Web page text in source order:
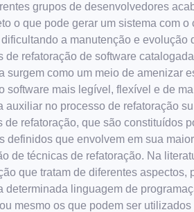
grupos de desenvolvedores
o que pode gerar um sistema com o
a manutenção e evolução
de refatoração de software
surgem como um meio de amenizar
software mais legível, flexível e de
auxiliar no processo de refatoração
de refatoração, que são constituídos
definidos que envolvem em sua
de técnicas de refatoração. Na
que tratam de diferentes aspectos,
determinada linguagem de
mesmo os que podem ser utilizados